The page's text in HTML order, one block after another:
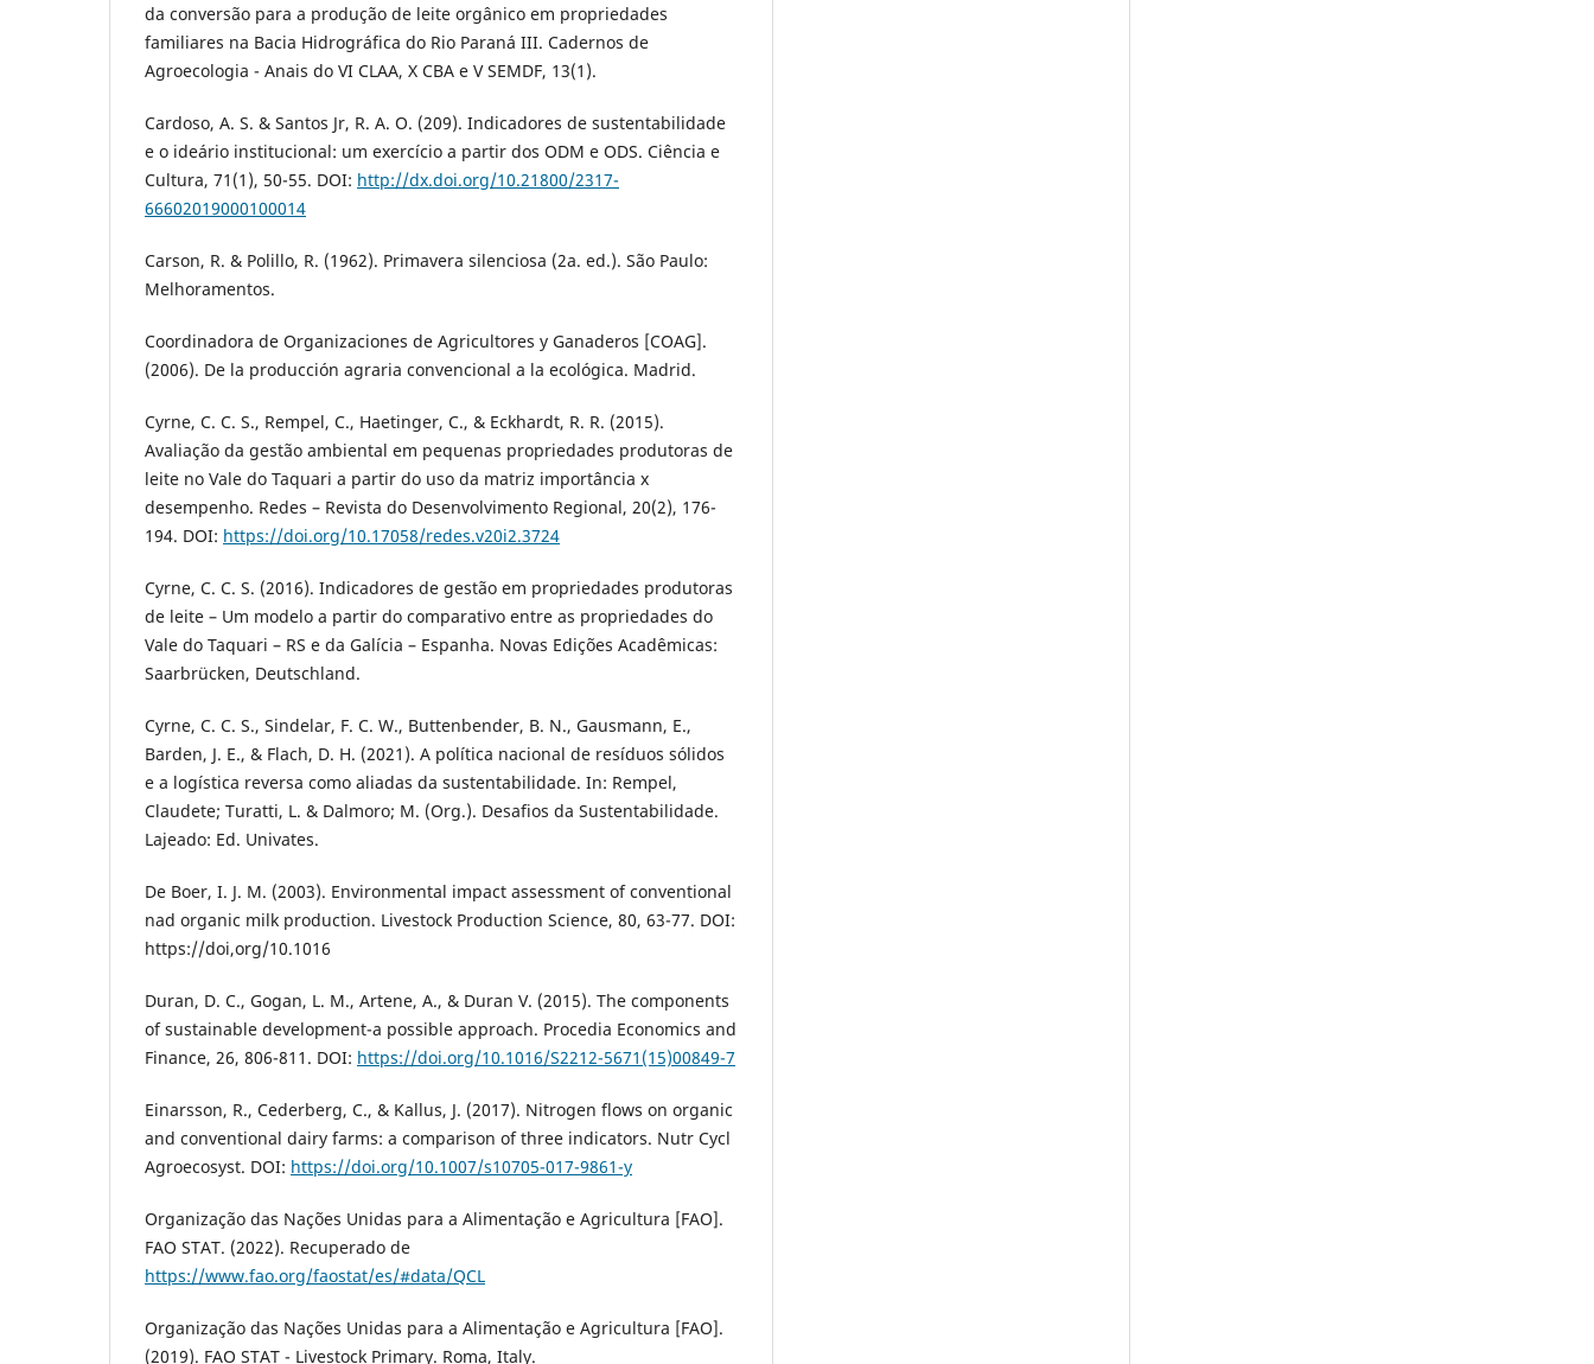
da conversão para a produção de leite orgânico em propriedades
familiares na Bacia Hidrográfica do Rio Paraná III. Cadernos de
Agroecologia - Anais do VI CLAA, X CBA e V SEMDF, 13(1).
Cardoso, A. S. & Santos Jr, R. A. O. (209). Indicadores de sustentabilidade
e o ideário institucional: um exercício a partir dos ODM e ODS. Ciência e
Cultura, 71(1), 50-55. DOI: http://dx.doi.org/10.21800/2317-
66602019000100014
Carson, R. & Polillo, R. (1962). Primavera silenciosa (2a. ed.). São Paulo:
Melhoramentos.
Coordinadora de Organizaciones de Agricultores y Ganaderos [COAG].
(2006). De la producción agraria convencional a la ecológica. Madrid.
Cyrne, C. C. S., Rempel, C., Haetinger, C., & Eckhardt, R. R. (2015).
Avaliação da gestão ambiental em pequenas propriedades produtoras de
leite no Vale do Taquari a partir do uso da matriz importância x
desempenho. Redes – Revista do Desenvolvimento Regional, 20(2), 176-
194. DOI: https://doi.org/10.17058/redes.v20i2.3724
Cyrne, C. C. S. (2016). Indicadores de gestão em propriedades produtoras
de leite – Um modelo a partir do comparativo entre as propriedades do
Vale do Taquari – RS e da Galícia – Espanha. Novas Edições Acadêmicas:
Saarbrücken, Deutschland.
Cyrne, C. C. S., Sindelar, F. C. W., Buttenbender, B. N., Gausmann, E.,
Barden, J. E., & Flach, D. H. (2021). A política nacional de resíduos sólidos
e a logística reversa como aliadas da sustentabilidade. In: Rempel,
Claudete; Turatti, L. & Dalmoro; M. (Org.). Desafios da Sustentabilidade.
Lajeado: Ed. Univates.
De Boer, I. J. M. (2003). Environmental impact assessment of conventional
nad organic milk production. Livestock Production Science, 80, 63-77. DOI:
https://doi,org/10.1016
Duran, D. C., Gogan, L. M., Artene, A., & Duran V. (2015). The components
of sustainable development-a possible approach. Procedia Economics and
Finance, 26, 806-811. DOI: https://doi.org/10.1016/S2212-5671(15)00849-7
Einarsson, R., Cederberg, C., & Kallus, J. (2017). Nitrogen flows on organic
and conventional dairy farms: a comparison of three indicators. Nutr Cycl
Agroecosyst. DOI: https://doi.org/10.1007/s10705-017-9861-y
Organização das Nações Unidas para a Alimentação e Agricultura [FAO].
FAO STAT. (2022). Recuperado de
https://www.fao.org/faostat/es/#data/QCL
Organização das Nações Unidas para a Alimentação e Agricultura [FAO].
(2019). FAO STAT - Livestock Primary. Roma, Italy.